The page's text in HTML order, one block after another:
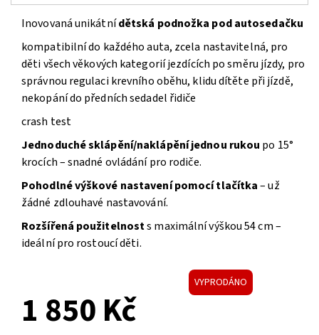
Inovovaná unikátnídětská podnožka pod autosedačku
kompatibilní do každého auta, zcela nastavitelná, pro
děti všech věkových kategorií jezdících po směru jízdy, pro
správnou regulaci krevního oběhu, klidu dítěte při jízdě,
nekopání do předních sedadel řidiče
crash test
Jednoduché sklápění/naklápění jednou rukou po 15°
krocích – snadné ovládání pro rodiče.
Pohodlné výškové nastavení pomocí tlačítka– už
žádné zdlouhavé nastavování.
Rozšířená použitelnosts maximální výškou 54 cm –
ideální pro rostoucí děti.
VYPRODÁNO
1 850 Kč